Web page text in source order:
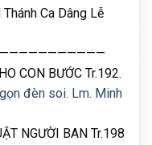
Ca Dâng Lễ
CON BƯỚC Tr.192.
đèn soi. Lm. Minh
NGƯỜI BAN Tr.198